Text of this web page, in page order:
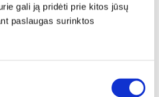
gali ją pridėti prie kitos jūsų
paslaugas surinktos